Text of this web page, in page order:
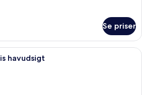
Se priser
Et værelse med sofa, stol, sofabord
havudsigt